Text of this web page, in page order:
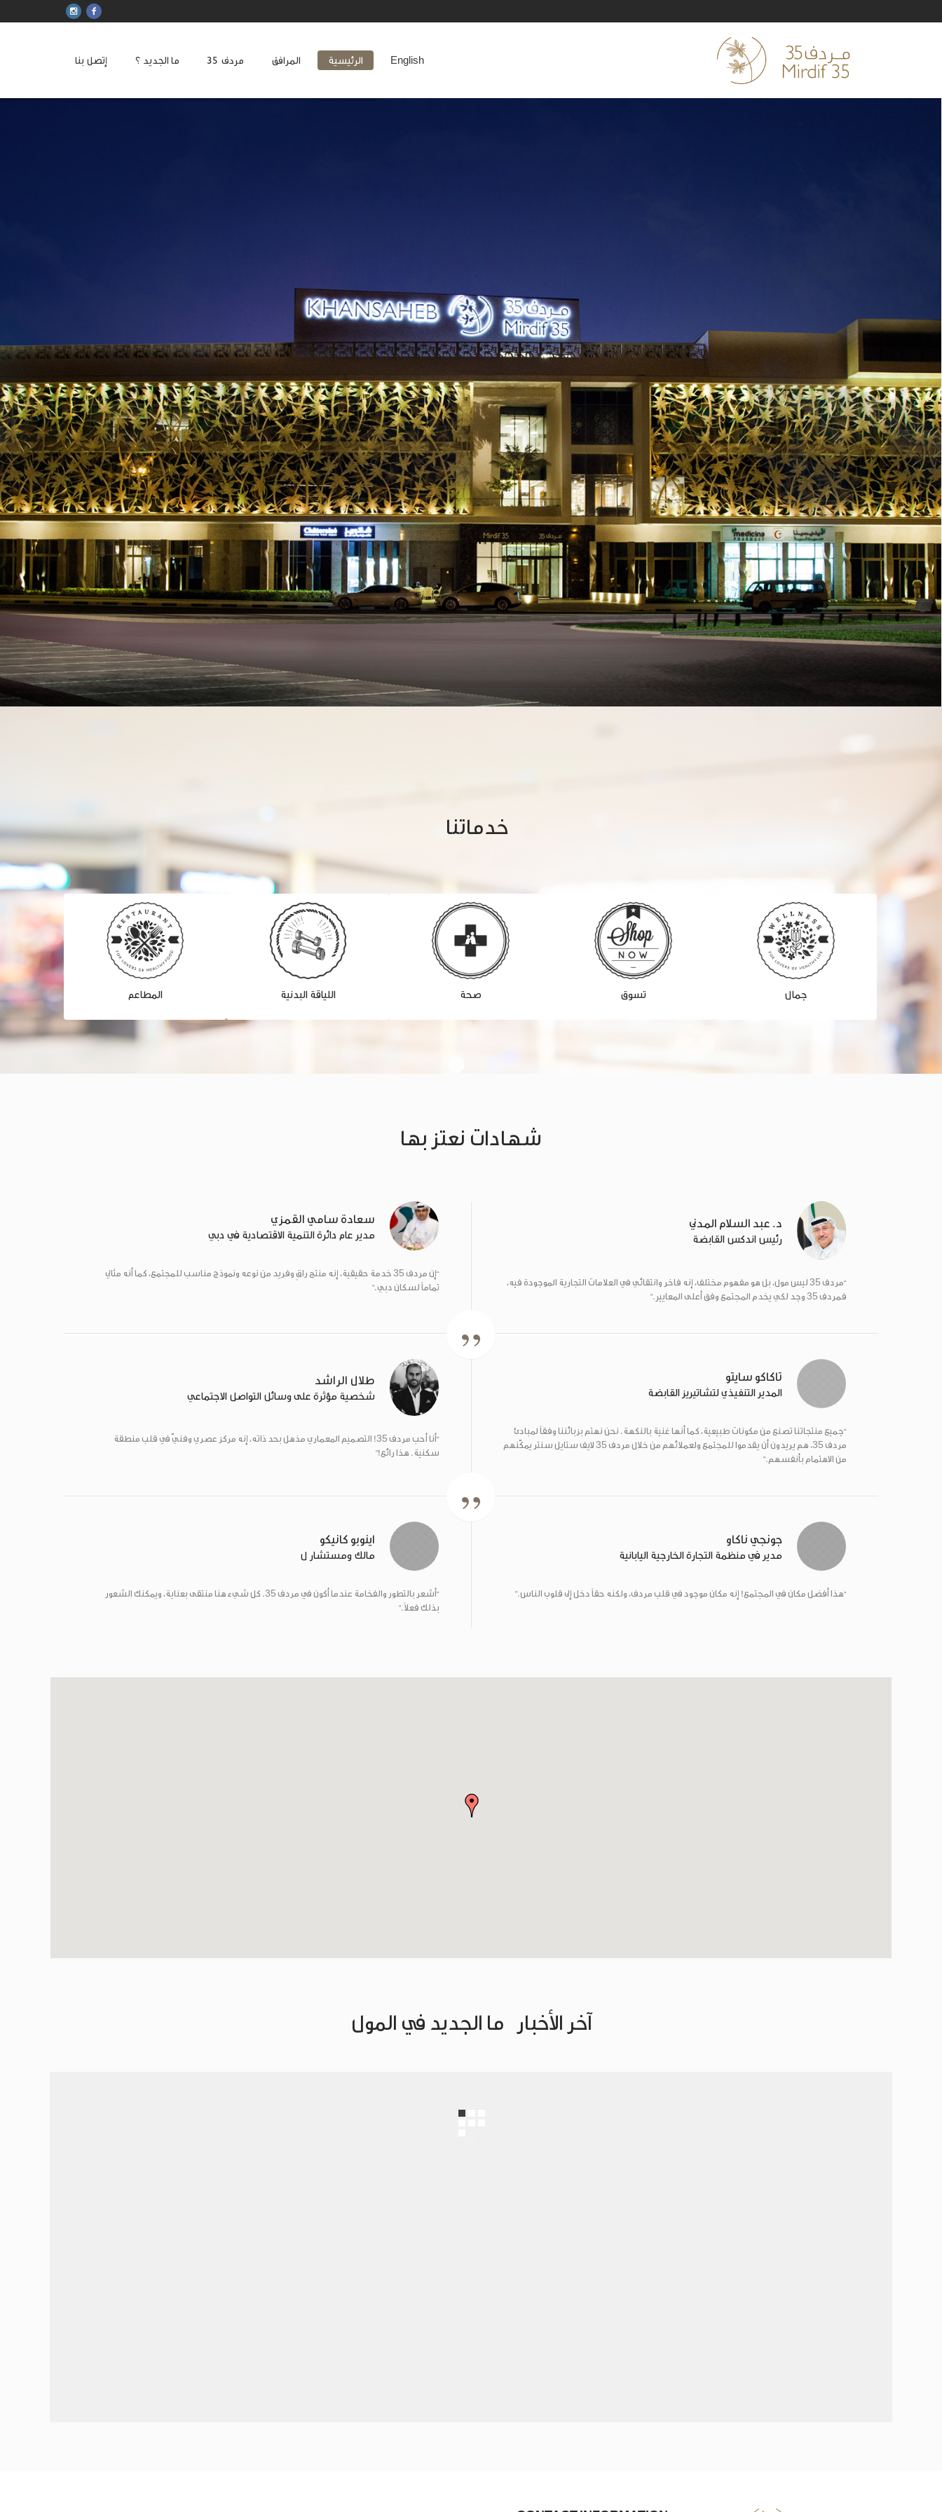
إتصل بنا ما الجديد ؟ مردف المرافق الرئيسية English
خدماتنا
المطاعم اللياقة البدنية صحة تسوق جمال
شهادات نعتز بها
د. عبد السلام المدني
رئيس اندكس القابضة
“مردف35ليس مول، بل هو مفهوم مختلف، إنه فاخر وانتقائي في العلامات التجارية الموجودة فيه،
فمردف35وجد لكي يخدم المجتمع وفق أعلى المعايير.”
سعادة سامي القمزي
مدير عام دائرة التنمية الاقتصادية في دبي
“إن مردف35خدمة حقيقية، إنه منتج راقٍ وفريد من نوعه ونموذج مناسب للمجتمع، كما أنه مثالي
تماماً لسكان دبي.”
تاكاكو سايتو
المدير التنفيذي لتشاتيريز القابضة
“جميع منتجاتنا تصنع من مكونات طبيعية، كما أنها غنية بالنكهة. نحن نهتم بزبائننا وفقاً لمبادئ
مردف35، هم يريدون أن يقدموا للمجتمع ولعملائهم من خلال مردف35لايف ستايل سنتر يمكّنهم
من الاهتمام بأنفسهم.”
طلال الراشد
شخصية مؤثرة على وسائل التواصل الاجتماعي
“أنا أحب مردف35! التصميم المعماري مذهل بحد ذاته، إنه مركز عصري وفنيّ في قلب منطقة
سكنية. هذا رائع!”
جونجي ناكاو
مدير في منظمة التجارة الخارجية اليابانية
“هذا أفضل مكان في المجتمع! إنه مكان موجود في قلب مردف، ولكنه حقاً دخل إلى قلوب الناس.”
اينوبو كانيكو
مالك ومستشار ل
“أشعر بالتطور والفخامة عندما أكون في مردف35. كل شيء هنا منتقى بعناية، ويمكنك الشعور
بذلك فعلاً.”
آخر الأخبار ما الجديد في المول